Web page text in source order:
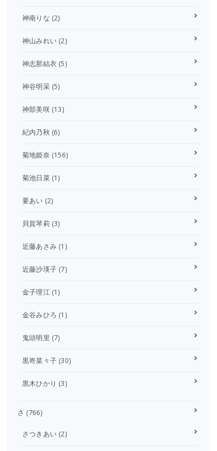
神南りな (2)
神山みれい (2)
神志那結衣 (5)
神谷明采(5)
神部美咲(13)
紀内乃秋 (6)
菊地姫奈 (156)
菊池日菜(1)
要あい (2)
貝賀琴莉 (3)
近藤あさみ (1)
近藤沙瑛子 (7)
金子理江 (1)
金谷みひろ (1)
鬼頭明里 (7)
黒嵜菜々子 (30)
黒木ひかり (3)
さ (766)
さつきあい (2)